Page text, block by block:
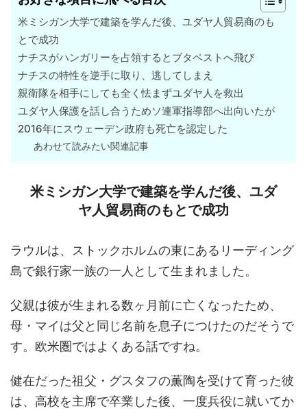
米ミシガン大学で建築を学んだ後、ユダヤ人貿易商のも
とで成功
ナチスがハンガリーを占領するとブタペストへ飛び
ナチスの特性を逆手に取り、逃してしまえ
親衛隊を相手にしても全く怯まずユダヤ人を救出
ユダヤ人保護を話し合うためソ連軍指導部へ出向いたが
2016年にスウェーデン政府も死亡を認定した
あわせて読みたい関連記事
米ミシガン大学で建築を学んだ後、ユダ
ヤ人貿易商のもとで成功
ラウルは、ストックホルムの東にあるリーディング
島で銀行家一族の一人として生まれました。
父親は彼が生まれる数ヶ月前に亡くなったため、
母・マイは父と同じ名前を息子につけたのだそうで
す。欧米圏ではよくある話ですね。
健在だった祖父・グスタフの薫陶を受けて育った彼
は、高校を主席で卒業した後、一度兵役に就いてか